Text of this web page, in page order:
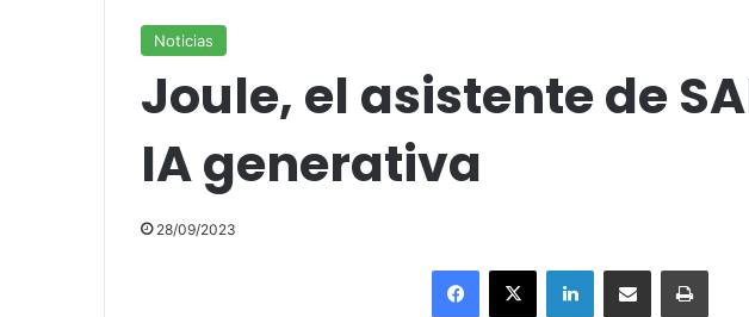
Noticias
Joule, el asistente de
IA generativa
28/09/2023
Facebook
X LinkedInCompartir por correo electrónico